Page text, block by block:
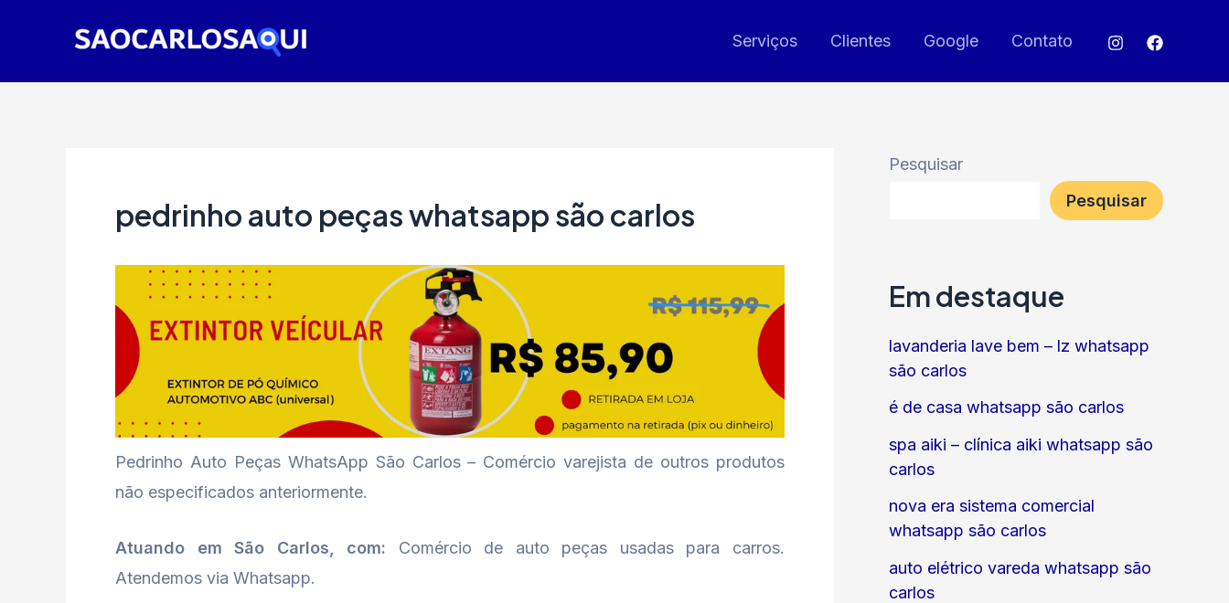
Serviços Clientes Google Contato
pedrinho auto peças whatsapp são carlos
Pedrinho Auto Peças WhatsApp São Carlos – Comércio varejista de outros produtos
não especificados anteriormente.
Atuando em São Carlos, com: Comércio de auto peças usadas para carros.
Atendemos via Whatsapp.
Pesquisar
Pesquisar
Em destaque
lavanderia lave bem – lz whatsapp
são carlos
é de casa whatsapp são carlos
spa aiki – clínica aiki whatsapp são
carlos
nova era sistema comercial
whatsapp são carlos
auto elétrico vareda whatsapp são
carlos